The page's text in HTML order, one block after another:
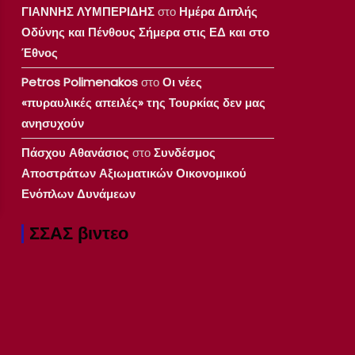
ΓΙΑΝΝΗΣ ΛΥΜΠΕΡΙΔΗΣστο Ημέρα Διπλής
Οδύνης και Πένθους Σήμερα στις ΕΔ και στο
Έθνος
Petros PolimenakosστοΟι νέες
«πυραυλικές απειλές» της Τουρκίας δεν μας
ανησυχούν
Πάσχου Αθανάσιος στοΣυνδέσμος
Αποστράτων Αξιωματικών Οικονομικού
Ενόπλων Δυνάμεων
ΣΣΑΣ βιντεο